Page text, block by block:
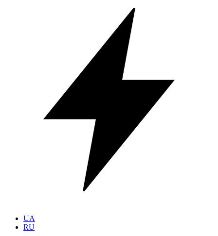
UA
RU